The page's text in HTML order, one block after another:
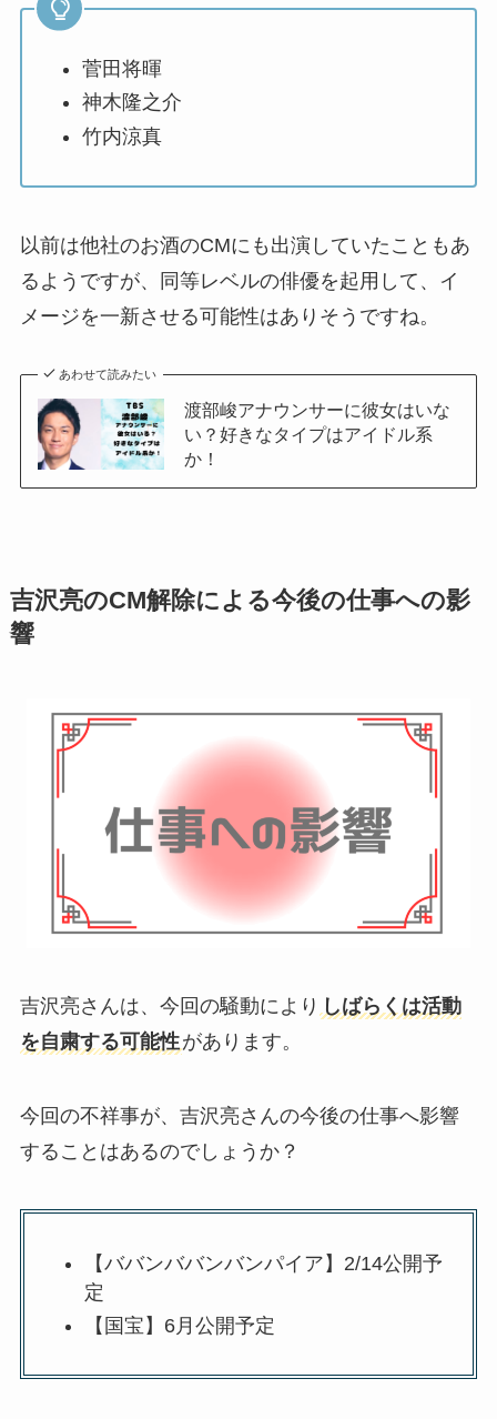
菅田将暉
神木隆之介
竹内涼真
以前は他社のお酒のCMにも出演していたこともあ
るようですが、同等レベルの俳優を起用して、イ
メージを一新させる可能性はありそうですね。
あわせて読みたい
渡部峻アナウンサーに彼女はいな
い？好きなタイプはアイドル系
か！
吉沢亮のCM解除による今後の仕事への影
響
吉沢亮さんは、今回の騒動により しばらくは活動
を自粛する可能性があります。
今回の不祥事が、吉沢亮さんの今後の仕事へ影響
することはあるのでしょうか？
【ババンババンバンパイア】2/14公開予
定
【国宝】6月公開予定